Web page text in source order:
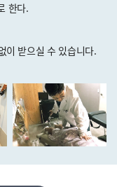
한다.
이 받으실 수 있습니다.